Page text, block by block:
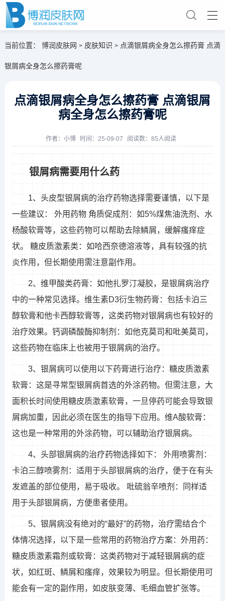
当前位置： 博润皮肤网 > 皮肤知识 > 点滴银屑病全身怎么擦药膏 点滴
银屑病全身怎么擦药膏呢
点滴银屑病全身怎么擦药膏 点滴银屑
病全身怎么擦药膏呢
作者：小博 时间：25-09-07 阅读数：85人阅读
银屑病需要用什么药
1、头皮型银屑病的治疗药物选择需要谨慎，以下是
一些建议： 外用药物 角质促成剂：如5%煤焦油洗剂、水
杨酸软膏等，这些药物可以帮助去除鳞屑，缓解瘙痒症
状。 糖皮质激素类：如哈西奈德溶液等，具有较强的抗
炎作用，但长期使用需注意副作用。
2、维甲酸类药膏：如他扎罗汀凝胶，是银屑病治疗
中的一种常见选择。维生素D3衍生物药膏：包括卡泊三
醇软膏和他卡西醇软膏等，这类药物对银屑病也有较好的
治疗效果。钙调磷酸酶抑制剂：如他克莫司和吡美莫司，
这些药物在临床上也被用于银屑病的治疗。
3、银屑病可以使用以下药膏进行治疗：糖皮质激素
软膏：这是寻常型银屑病首选的外涂药物。但需注意，大
面积长时间使用糖皮质激素软膏，一旦停药可能会导致银
屑病加重，因此必须在医生的指导下应用。维A酸软膏：
这也是一种常用的外涂药物，可以辅助治疗银屑病。
4、头部银屑病的治疗药物选择如下： 外用喷雾剂：
卡泊三醇喷雾剂：适用于头部银屑病的治疗，便于在有头
发遮盖的部位使用，易于吸收。 吡硫翁辛喷剂：同样适
用于头部银屑病，方便患者使用。
5、银屑病没有绝对的“最好”的药物，治疗需结合个
体情况选择，以下是一些常用的药物治疗方案：外用药：
糖皮质激素霜剂或软膏：这类药物对于减轻银屑病的症
状，如红斑、鳞屑和瘙痒，效果较为明显。但长期使用可
能会有一定的副作用，如皮肤变薄、毛细血管扩张等。